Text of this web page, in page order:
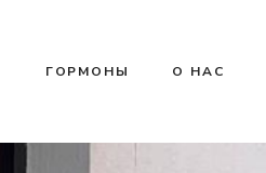
ГОРМОНЫ О НАС